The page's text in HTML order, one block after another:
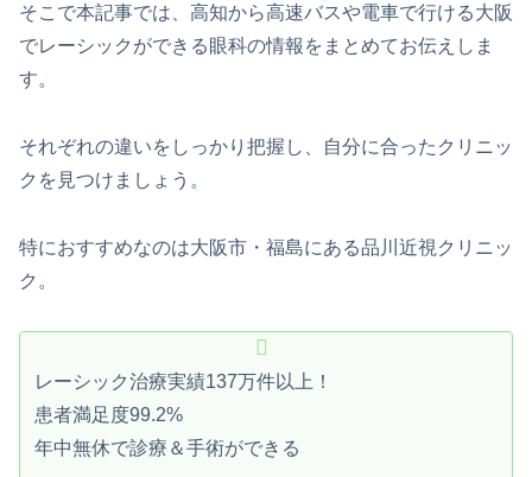
そこで本記事では、高知から高速バスや電車で行ける大阪
でレーシックができる眼科の情報をまとめてお伝えしま
す。
それぞれの違いをしっかり把握し、自分に合ったクリニッ
クを見つけましょう。
特におすすめなのは大阪市・福島にある品川近視クリニッ
ク。
レーシック治療実績137万件以上！
患者満足度99.2%
年中無休で診療＆手術ができる